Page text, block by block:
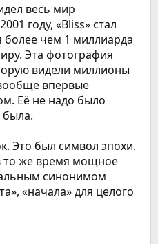
весь мир
году, «Bliss» стал
более чем 1 миллиарда
Эта фотография
видели миллионы
впервые
Её не надо было
Это был символ эпохи.
то же время мощное
синонимом
«начала» для целого